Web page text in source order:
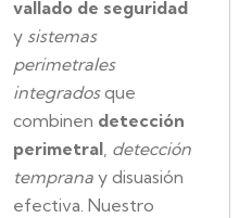
vallado de seguridad
y sistemas
perimetrales
integradosque
combinen detección
perimetral, detección
temprana y disuasión
efectiva. Nuestro